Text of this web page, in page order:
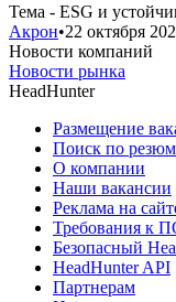
Тема - ESG и
Акрон•22 октября
Новости компаний
Новости рынка
HeadHunter
Размещение
Поиск по
О компании
Наши вакансии
Реклама на
Требования к
Безопасный
HeadHunter API
Партнерам